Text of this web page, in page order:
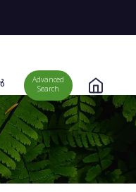
Advanced
Search